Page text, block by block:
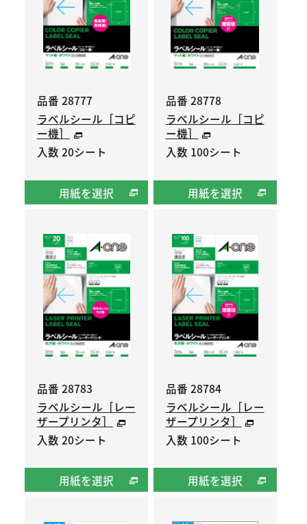
品番 28777
ラベルシール［コピ
ー機］
入数 20シート
用紙を選択
品番 28778
ラベルシール［コピ
ー機］
入数 100シート
用紙を選択
品番 28783
ラベルシール［レー
ザープリンタ］
入数 20シート
用紙を選択
品番 28784
ラベルシール［レー
ザープリンタ］
入数 100シート
用紙を選択